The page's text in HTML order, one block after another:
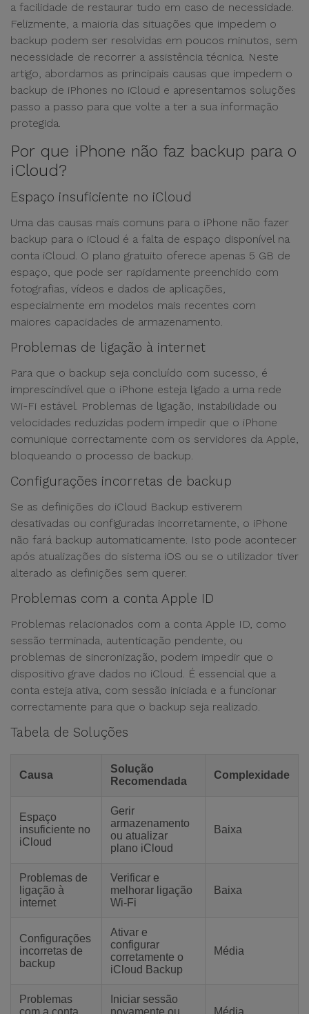
a facilidade de restaurar tudo em caso de necessidade.
Felizmente, a maioria das situações que impedem o
backup podem ser resolvidas em poucos minutos, sem
necessidade de recorrer a assistência técnica. Neste
artigo, abordamos as principais causas que impedem o
backup de iPhones no iCloud e apresentamos soluções
passo a passo para que volte a ter a sua informação
protegida.
Por que iPhone não faz backup para o
iCloud?
Espaço insuficiente no iCloud
Uma das causas mais comuns para o iPhone não fazer
backup para o iCloud é a falta de espaço disponível na
conta iCloud. O plano gratuito oferece apenas 5 GB de
espaço, que pode ser rapidamente preenchido com
fotografias, vídeos e dados de aplicações,
especialmente em modelos mais recentes com
maiores capacidades de armazenamento.
Problemas de ligação à internet
Para que o backup seja concluído com sucesso, é
imprescindível que o iPhone esteja ligado a uma rede
Wi-Fi estável. Problemas de ligação, instabilidade ou
velocidades reduzidas podem impedir que o iPhone
comunique correctamente com os servidores da Apple,
bloqueando o processo de backup.
Configurações incorretas de backup
Se as definições do iCloud Backup estiverem
desativadas ou configuradas incorretamente, o iPhone
não fará backup automaticamente. Isto pode acontecer
após atualizações do sistema iOS ou se o utilizador tiver
alterado as definições sem querer.
Problemas com a conta Apple ID
Problemas relacionados com a conta Apple ID, como
sessão terminada, autenticação pendente, ou
problemas de sincronização, podem impedir que o
dispositivo grave dados no iCloud. É essencial que a
conta esteja ativa, com sessão iniciada e a funcionar
correctamente para que o backup seja realizado.
Tabela de Soluções
Causa
Solução
Recomendada
Complexidade
Espaço
insuficiente no
iCloud
Gerir
armazenamento
ou atualizar
plano iCloud
Baixa
Problemas de
ligação à
internet
Verificar e
melhorar ligação
Wi-Fi
Baixa
Configurações
incorretas de
backup
Ativar e
configurar
corretamente o
iCloud Backup
Média
Problemas
Iniciar sessão